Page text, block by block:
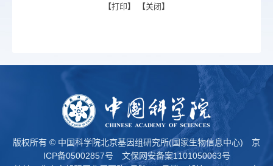
【打印】 【关闭 】
版权所有 © 中国科学院北京基因组研究所(国家生物信息中心) 京
ICP备05002857号
文保网安备案1101050063号